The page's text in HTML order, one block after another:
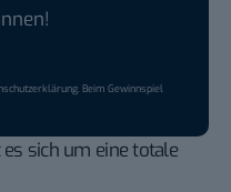
. Beim Gewinnspiel
sich um eine totale